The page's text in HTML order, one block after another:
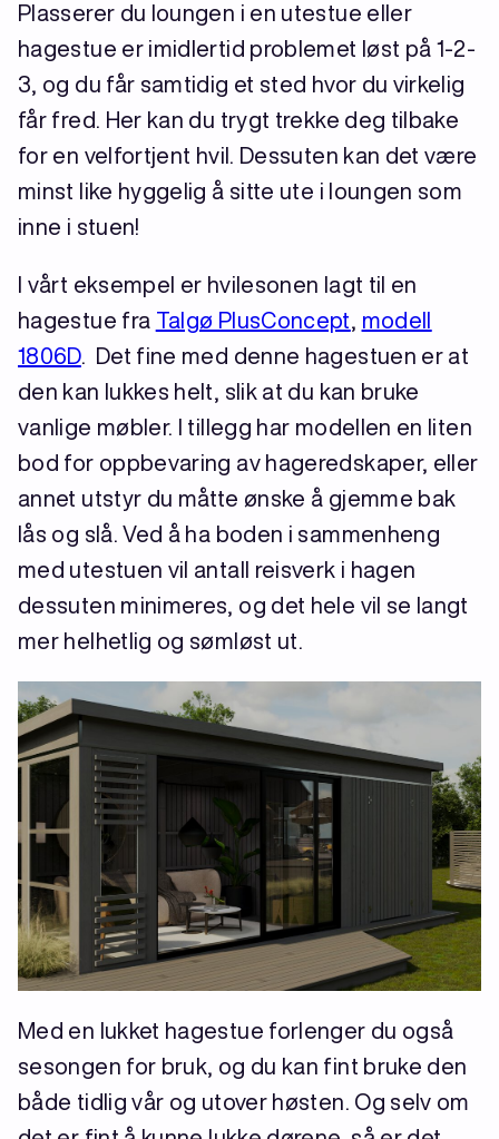
Plasserer du loungen i en utestue eller
hagestue er imidlertid problemet løst på 1-2-
3, og du får samtidig et sted hvor du virkelig
får fred. Her kan du trygt trekke deg tilbake
for en velfortjent hvil. Dessuten kan det være
minst like hyggelig å sitte ute i loungen som
inne i stuen!
I vårt eksempel er hvilesonen lagt til en
hagestue fra Talgø PlusConcept, modell
1806D. Det fine med denne hagestuen er at
den kan lukkes helt, slik at du kan bruke
vanlige møbler. I tillegg har modellen en liten
bod for oppbevaring av hageredskaper, eller
annet utstyr du måtte ønske å gjemme bak
lås og slå. Ved å ha boden i sammenheng
med utestuen vil antall reisverk i hagen
dessuten minimeres, og det hele vil se langt
mer helhetlig og sømløst ut.
Med en lukket hagestue forlenger du også
sesongen for bruk, og du kan fint bruke den
både tidlig vår og utover høsten. Og selv om